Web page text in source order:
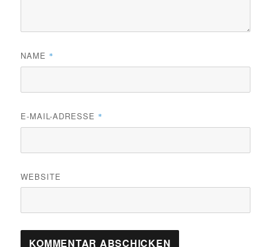
NAME *
E-MAIL-ADRESSE *
WEBSITE